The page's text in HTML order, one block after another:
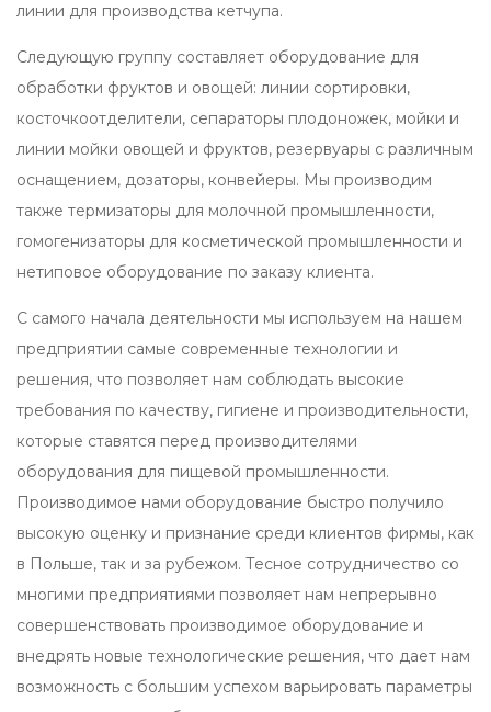
линии для производства кетчупа.
Следующую группу составляет оборудование для
обработки фруктов и овощей: линии сортировки,
косточкоотделители, сепараторы плодоножек, мойки и
линии мойки овощей и фруктов, резервуары с различным
оснащением, дозаторы, конвейеры. Мы производим
также термизаторы для молочной промышленности,
гомогенизаторы для косметической промышленности и
нетиповое оборудование по заказу клиента.
С самого начала деятельности мы используем на нашем
предприятии самые современные технологии и
решения, что позволяет нам соблюдать высокие
требования по качеству, гигиене и производительности,
которые ставятся перед производителями
оборудования для пищевой промышленности.
Производимое нами оборудование быстро получило
высокую оценку и признание среди клиентов фирмы, как
в Польше, так и за рубежом. Тесное сотрудничество со
многими предприятиями позволяет нам непрерывно
совершенствовать производимое оборудование и
внедрять новые технологические решения, что дает нам
возможность с большим успехом варьировать параметры